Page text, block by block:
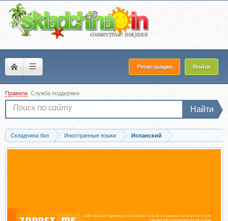
☰ Регистрация Войти
Правила Служба поддержки
Найти
Складчина биз Иностранные языки
Испанский
Скачать Испанский язык. Полный курс. Учу самостоятельно (Хуан Катан-